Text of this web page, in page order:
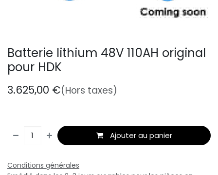
Batterie lithium 48V 110AH original
pour HDK
3.625,00 €(Hors taxes)
Ajouter au panier
Conditions générales